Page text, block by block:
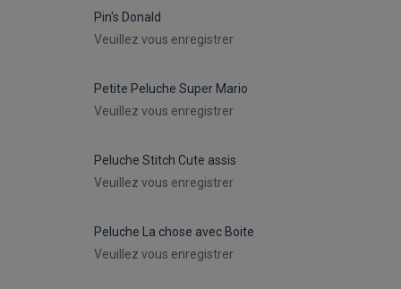
Pin's Donald
Veuillez vous enregistrer
Petite Peluche Super Mario
Veuillez vous enregistrer
Peluche Stitch Cute assis
Veuillez vous enregistrer
Peluche La chose avec Boite
Veuillez vous enregistrer